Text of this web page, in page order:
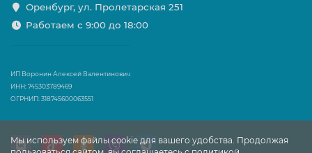
Мы используем файлы cookie для вашего удобства. Продолжая
Оренбург, ул. Пролетарская 251
Работаем с 9:00 до 18:00
ИП Воронин Алексей Валентинович
ИНН: 745303789469
ОГРНИП: 318745600063551